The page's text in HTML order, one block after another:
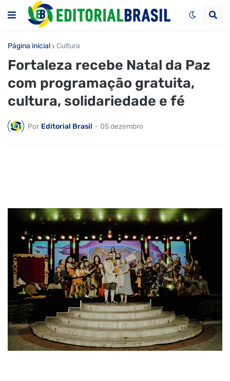
Página inicial Cultura
Fortaleza recebe Natal da Paz
com programação gratuita,
cultura, solidariedade e fé
Por Editorial Brasil - 05 dezembro